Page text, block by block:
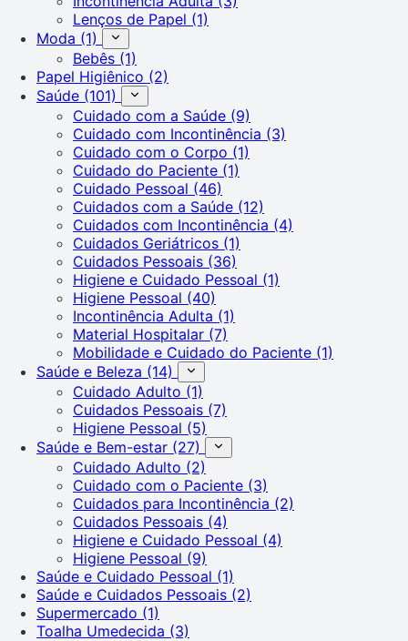
Lenços de Papel (1)
Moda (1)
Bebês (1)
Papel Higiênico (2)
Saúde (101)
Cuidado com a Saúde (9)
Cuidado com Incontinência (3)
Cuidado com o Corpo (1)
Cuidado do Paciente (1)
Cuidado Pessoal (46)
Cuidados com a Saúde (12)
Cuidados com Incontinência (4)
Cuidados Geriátricos (1)
Cuidados Pessoais (36)
Higiene e Cuidado Pessoal (1)
Higiene Pessoal (40)
Incontinência Adulta (1)
Material Hospitalar (7)
Mobilidade e Cuidado do Paciente (1)
Saúde e Beleza (14)
Cuidado Adulto (1)
Cuidados Pessoais (7)
Higiene Pessoal (5)
Saúde e Bem-estar (27)
Cuidado Adulto (2)
Cuidado com o Paciente (3)
Cuidados para Incontinência (2)
Cuidados Pessoais (4)
Higiene e Cuidado Pessoal (4)
Higiene Pessoal (9)
Saúde e Cuidado Pessoal (1)
Saúde e Cuidados Pessoais (2)
Supermercado (1)
Toalha Umedecida (3)